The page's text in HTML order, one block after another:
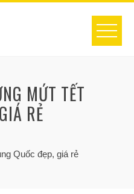
MỨT TẾT
RẺ
Quốc đẹp, giá rẻ